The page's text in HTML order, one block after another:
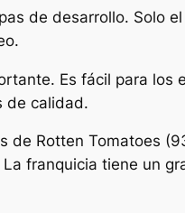
de desarrollo. Solo
Es fácil para los
de calidad.
de Rotten Tomatoes
La franquicia tiene un